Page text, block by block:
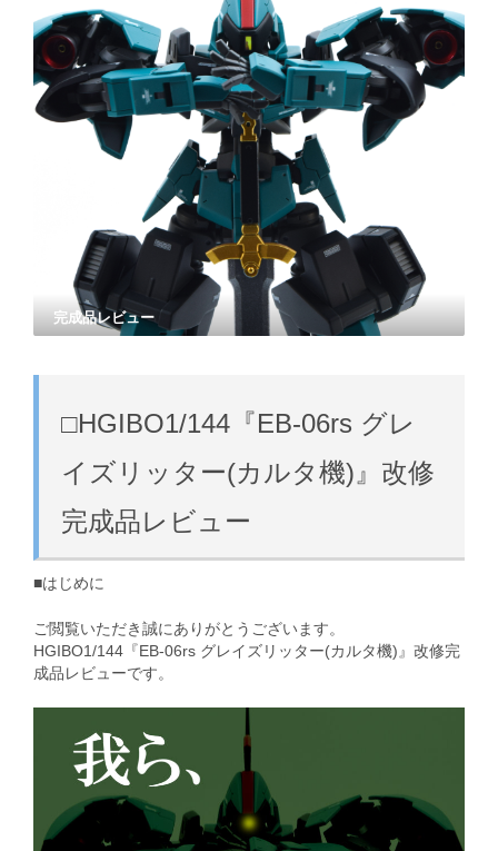
完成品レビュー
□HGIBO1/144『EB-06rs グレ
イズリッター(カルタ機)』改修
完成品レビュー
■はじめに
ご閲覧いただき誠にありがとうございます。
HGIBO1/144『EB-06rs グレイズリッター(カルタ機)』改修完
成品レビューです。